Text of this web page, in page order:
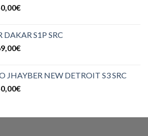
€
DAKAR S1P SRC
€
JHAYBER NEW DETROIT S3 SRC
€